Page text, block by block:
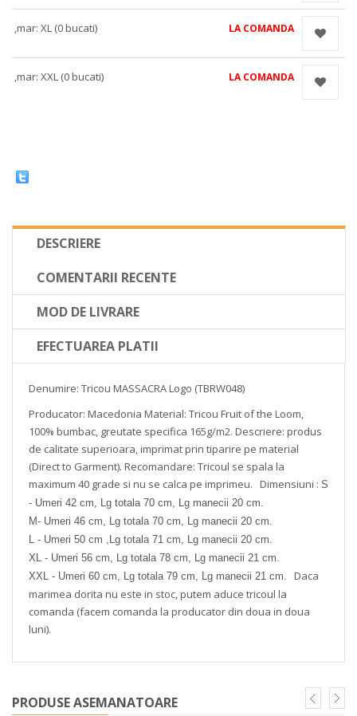
,mar: XL (0 bucati) LA COMANDA
,mar: XXL (0 bucati) LA COMANDA
DESCRIERE
COMENTARII RECENTE
MOD DE LIVRARE
EFECTUAREA PLATII
Denumire: Tricou MASSACRA Logo (TBRW048)
Producator: Macedonia Material: Tricou Fruit of the Loom,
100% bumbac, greutate specifica 165g/m2. Descriere: produs
de calitate superioara, imprimat prin tiparire pe material
(Direct to Garment). Recomandare: Tricoul se spala la
maximum 40 grade si nu se calca pe imprimeu. Dimensiuni : S
- Umeri 42 cm, Lg totala 70 cm, Lg manecii 20 cm.
M- Umeri 46 cm, Lg totala 70 cm, Lg manecii 20 cm.
L - Umeri 50 cm ,Lg totala 71 cm, Lg manecii 20 cm.
XL - Umeri 56 cm, Lg totala 78 cm, Lg manecii 21 cm.
XXL - Umeri 60 cm, Lg totala 79 cm, Lg manecii 21 cm.
Daca
marimea dorita nu este in stoc, putem aduce tricoul la
comanda (facem comanda la producator din doua in doua
luni).
PRODUSE ASEMANATOARE